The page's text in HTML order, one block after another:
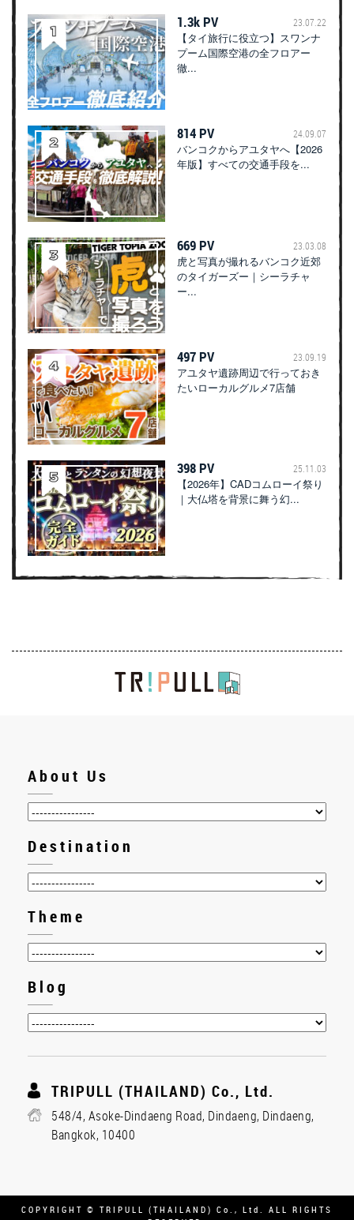
1.3k PV 23.07.22
【タイ旅行に役立つ】スワンナ
プーム国際空港の全フロアー
徹...
814 PV 24.09.07
バンコクからアユタヤへ【2026
年版】すべての交通手段を...
669 PV 23.03.08
虎と写真が撮れるバンコク近郊
のタイガーズー｜シーラチャ
ー...
497 PV 23.09.19
アユタヤ遺跡周辺で行っておき
たいローカルグルメ7店舗
398 PV 25.11.03
【2026年】CADコムローイ祭り
｜大仏塔を背景に舞う幻...
About Us
Destination
Theme
Blog
TRIPULL (THAILAND) Co., Ltd.
548/4, Asoke-Dindaeng Road, Dindaeng, Dindaeng,
Bangkok, 10400
COPYRIGHT © TRIPULL (THAILAND) Co., Ltd. ALL RIGHTS